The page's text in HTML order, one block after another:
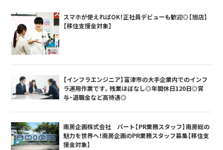
スマホが使えればOK！正社員デビューも歓迎◎【旭店】
【移住支援金対象】
【インフラエンジニア】富津市の大手企業内でのインフ
ラ運用作業です。残業ほぼなし◎年間休日120日◎賞
与・退職金など高待遇◎
南房企画株式会社 パート【PR業務スタッフ】南房総の
魅力を世界へ！南房企画のPR業務スタッフ募集【移住支
援金対象】